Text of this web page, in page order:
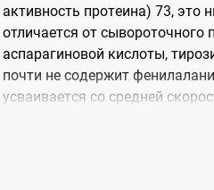
активность протеина) 73, это
отличается от
аспарагиновой кислоты,
почти не содержит
усваивается со средней
обладает